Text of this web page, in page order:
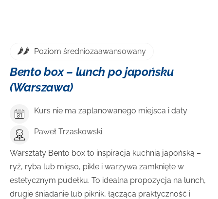
Poziom średniozaawansowany
Bento box – lunch po japońsku
(Warszawa)
Kurs nie ma zaplanowanego miejsca i daty
Paweł Trzaskowski
Warsztaty Bento box to inspiracja kuchnią japońską –
ryż, ryba lub mięso, pikle i warzywa zamknięte w
estetycznym pudełku. To idealna propozycja na lunch,
drugie śniadanie lub piknik, łącząca praktyczność i